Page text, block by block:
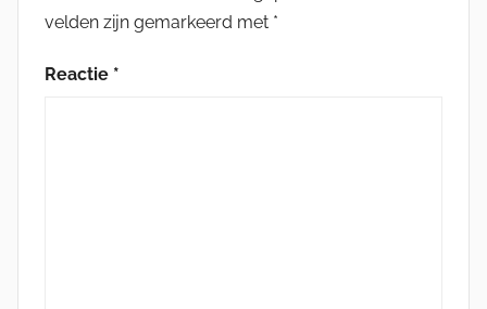
velden zijn gemarkeerd met *
Reactie *